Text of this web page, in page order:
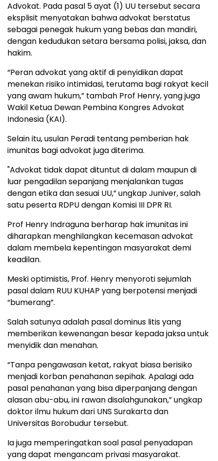
Advokat. Pada pasal 5 ayat (1) UU tersebut secara
eksplisit menyatakan bahwa advokat berstatus
sebagai penegak hukum yang bebas dan mandiri,
dengan kedudukan setara bersama polisi, jaksa, dan
hakim.
“Peran advokat yang aktif di penyidikan dapat
menekan risiko intimidasi, terutama bagi rakyat kecil
yang awam hukum,” tambah Prof Henry, yang juga
Wakil Ketua Dewan Pembina Kongres Advokat
Indonesia (KAI).
Selain itu, usulan Peradi tentang pemberian hak
imunitas bagi advokat juga diterima.
"Advokat tidak dapat dituntut di dalam maupun di
luar pengadilan sepanjang menjalankan tugas
dengan etika dan sesuai UU,” ungkap Juniver, salah
satu peserta RDPU dengan Komisi III DPR RI.
Prof Henry Indraguna berharap hak imunitas ini
diharapkan menghilangkan kecemasan advokat
dalam membela kepentingan masyarakat demi
keadilan.
Meski optimistis, Prof. Henry menyoroti sejumlah
pasal dalam RUU KUHAP yang berpotensi menjadi
“bumerang”.
Salah satunya adalah pasal dominus litis yang
memberikan kewenangan besar kepada jaksa untuk
menyidik dan menahan.
“Tanpa pengawasan ketat, rakyat biasa berisiko
menjadi korban penahanan sepihak. Apalagi ada
pasal penahanan yang bisa diperpanjang dengan
alasan abu-abu, ini rawan disalahgunakan,” ungkap
doktor ilmu hukum dari UNS Surakarta dan
Universitas Borobudur tersebut.
Ia juga memperingatkan soal pasal penyadapan
yang dapat mengancam privasi masyarakat.